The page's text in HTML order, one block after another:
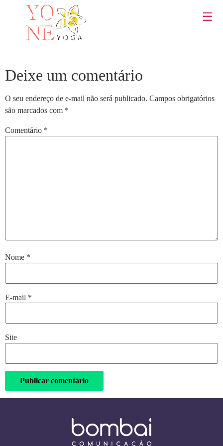
☰
Deixe um comentário
O seu endereço de e-mail não será publicado. Campos obrigatórios
são marcados com *
Comentário *
Nome *
E-mail *
Site